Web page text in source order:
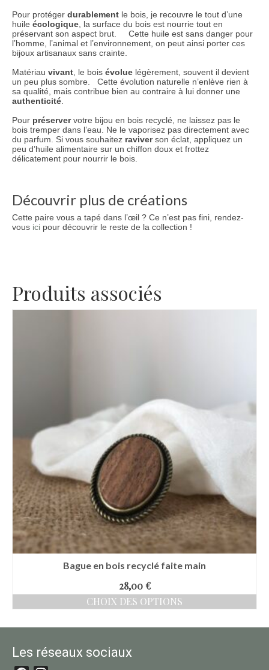
Pour protéger durablement le bois, je recouvre le tout d’une
huile écologique, la surface du bois est nourrie tout en
préservant son aspect brut. Cette huile est sans danger pour
l’homme, l’animal et l’environnement, on peut ainsi porter ces
bijoux artisanaux sans crainte.
Matériau vivant, le bois évolue légèrement, souvent il devient
un peu plus sombre. Cette évolution naturelle n’enlève rien à
sa qualité, mais contribue bien au contraire à lui donner une
authenticité.
Pour préservervotre bijou en bois recyclé, ne laissez pas le
bois tremper dans l’eau. Ne le vaporisez pas directement avec
du parfum. Si vous souhaitez raviverson éclat, appliquez un
peu d’huile alimentaire sur un chiffon doux et frottez
délicatement pour nourrir le bois.
Découvrir plus de créations
Cette paire vous a tapé dans l’œil ? Ce n’est pas fini, rendez-
vous ici pour découvrir le reste de la collection !
Produits associés
Bague en bois recyclé faite main
28,00 €
CHOIX DES OPTIONS
Les réseaux sociaux